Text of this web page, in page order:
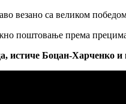
везано са великом
поштовање према
истиче Боцан-Харченко